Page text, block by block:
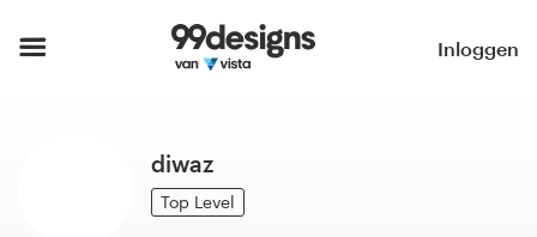
Inloggen
diwaz
Top Level
Hoe het werkt